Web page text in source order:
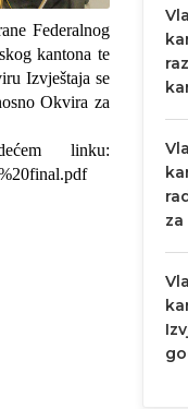
Federalnog
kantona te
Izvještaja se
Okvira za
linku: